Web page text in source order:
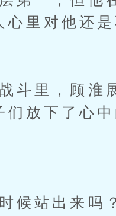
里对他还是
里，顾淮
放下了心
站出来吗